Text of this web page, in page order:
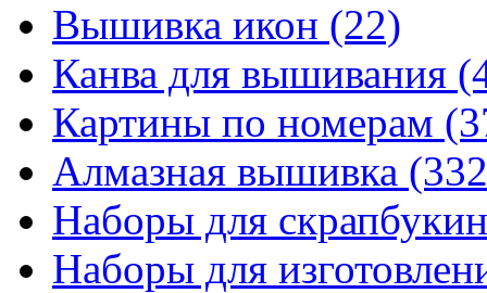
Вышивка икон (22)
Канва для вышивания
Картины по номерам
Алмазная вышивка
Наборы для
Наборы для